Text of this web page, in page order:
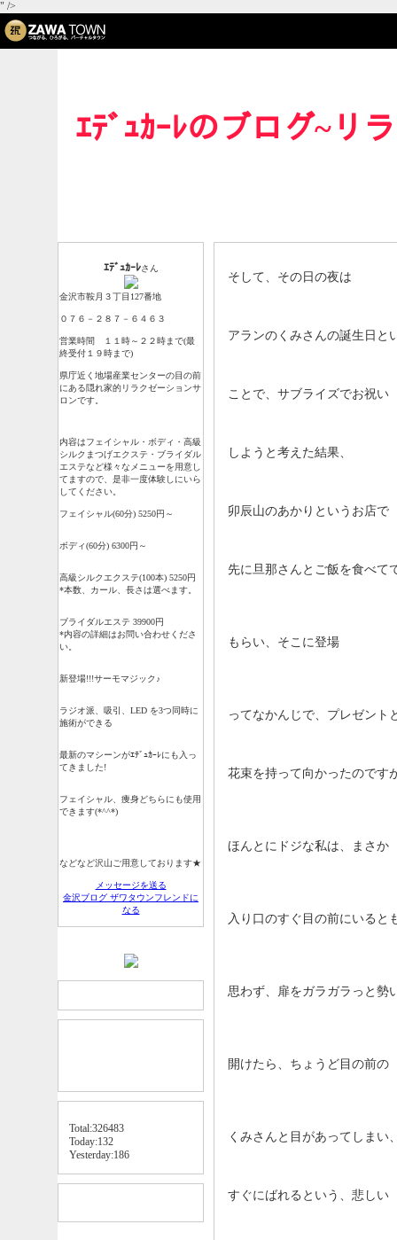
" />
ｴﾃﾞｭｶｰﾚのブログ~リ
ｴﾃﾞｭｶｰﾚさん
金沢市鞍月３丁目127番地
０７６－２８７－６４６３
営業時間 １１時～２２時まで(最
終受付１９時まで)
県庁近く地場産業センターの目の前
にある隠れ家的リラクゼーションサ
ロンです。
内容はフェイシャル・ボディ・高級
シルクまつげエクステ・ブライダル
エステなど様々なメニューを用意し
てますので、是非一度体験しにいら
してください。
フェイシャル(60分) 5250円～
ボディ(60分) 6300円～
高級シルクエクステ(100本) 5250円
*本数、カール、長さは選べます。
ブライダルエステ 39900円
*内容の詳細はお問い合わせくださ
い。
新登場!!!サーモマジック♪
ラジオ派、吸引、LED を3つ同時に
施術ができる
最新のマシーンがｴﾃﾞｭｶｰﾚにも入っ
てきました!
フェイシャル、痩身どちらにも使用
できます(*^^*)
などなど沢山ご用意しております★
メッセージを送る
金沢ブログ ザワタウンフレンドに
なる
Total:326483
Today:132
Yesterday:186
そして、その日の夜は
アランのくみさんの誕生日と
ことで、サブライズでお祝い
しようと考えた結果、
卯辰山のあかりというお店で
先に旦那さんとご飯を食べて
もらい、そこに登場
ってなかんじで、プレゼント
花束を持って向かったのです
ほんとにドジな私は、まさか
入り口のすぐ目の前にいると
思わず、扉をガラガラっと勢
開けたら、ちょうど目の前の
くみさんと目があってしまい
すぐにばれるという、悲しい